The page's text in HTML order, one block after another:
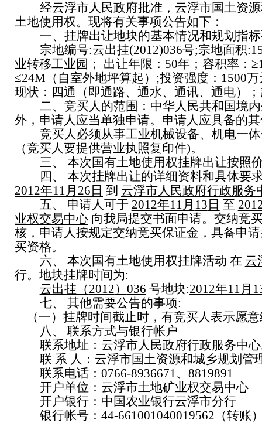
经云浮市人民政府批准，云浮市国土资
土地使用权。现将有关事项公告如下：
一、挂牌出让地块的基本情况和规划指
宗地编号:云出挂(2012)036号;宗地面积:
业转移工业园；
出让年限： 50年；容积率：≥
≤24M （自室外地坪算起） ;投资强度： 1500万
现状：四通（即通路、通水、通讯、通电）
二、 竞买人的范围： 中华人民共和国境
外 ，申请人应当单独申请。申请人应具备的
竞买人必须从事工业机械设备、机电一
（竞买人要提供营业执照复印件)。
三、 本次国有土地使用权挂牌出让按照
四、 本次挂牌出让的详细资料和具体要
2012年11月 26 日 到 云浮市人民政府行政服
五、 申请人可于 2012年11月 13 日 至
业权交易中心 向我局提交书面申请。交纳竞
核，申请人按规定交纳竞买保证金，具备申
买资格。
六、 本次国有土地使用权挂牌活动 在 云
行。地块挂牌时间为:
云出挂（2012） 036 号地块:2012年11月
七、 其他需要公告的事项:
（一）挂牌时间截止时，有竞买人表示愿
八、 联系方式与银行帐户
联系地址：云浮市人民政府行政服务中
联 系 人：云浮市国土资源和城乡规划管
联系电话： 0766-8936671、 8819891
开户单位：云浮市土地矿业权交易中心
开户银行：中国农业银行云浮市分行
银行帐号： 44-661001040019562 （转账